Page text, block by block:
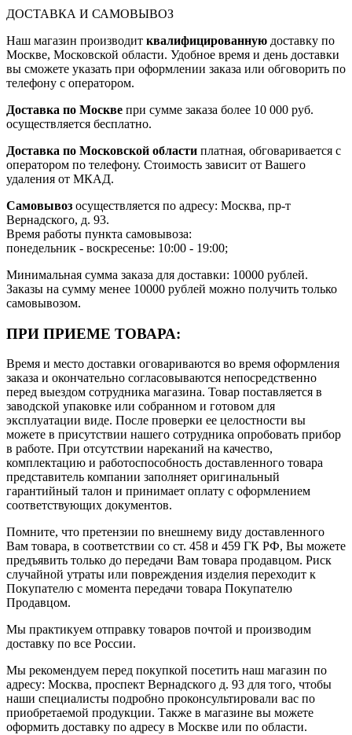
ДОСТАВКА И САМОВЫВОЗ
Наш магазин производит квалифицированную доставку по
Москве, Московской области. Удобное время и день доставки
вы сможете указать при оформлении заказа или обговорить по
телефону с оператором.
Доставка по Москве при сумме заказа более 10 000 руб.
осуществляется бесплатно.
Доставка по Московской области платная, обговаривается с
оператором по телефону. Стоимость зависит от Вашего
удаления от МКАД.
Самовывоз осуществляется по адресу: Москва, пр-т
Вернадского, д. 93.
Время работы пункта самовывоза:
понедельник - воскресенье: 10:00 - 19:00;
Минимальная сумма заказа для доставки: 10000 рублей.
Заказы на сумму менее 10000 рублей можно получить только
самовывозом.
ПРИ ПРИЕМЕ ТОВАРА:
Время и место доставки оговариваются во время оформления
заказа и окончательно согласовываются непосредственно
перед выездом сотрудника магазина. Товар поставляется в
заводской упаковке или собранном и готовом для
эксплуатации виде. После проверки ее целостности вы
можете в присутствии нашего сотрудника опробовать прибор
в работе. При отсутствии нареканий на качество,
комплектацию и работоспособность доставленного товара
представитель компании заполняет оригинальный
гарантийный талон и принимает оплату с оформлением
соответствующих документов.
Помните, что претензии по внешнему виду доставленного
Вам товара, в соответствии со ст. 458 и 459 ГК РФ, Вы можете
предъявить только до передачи Вам товара продавцом. Риск
случайной утраты или повреждения изделия переходит к
Покупателю с момента передачи товара Покупателю
Продавцом.
Мы практикуем отправку товаров почтой и производим
доставку по все России.
Мы рекомендуем перед покупкой посетить наш магазин по
адресу: Москва, проспект Вернадского д. 93 для того, чтобы
наши специалисты подробно проконсультировали вас по
приобретаемой продукции. Также в магазине вы можете
оформить доставку по адресу в Москве или по области.